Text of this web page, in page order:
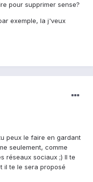
pour supprimer sense?
exemple, la j'veux
peux le faire en gardant
seulement, comme
réseaux sociaux ;) Il te
il te le sera proposé